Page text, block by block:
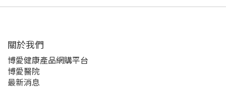
關於我們‎
博愛健康產品網購平台
博愛醫院
最新消息